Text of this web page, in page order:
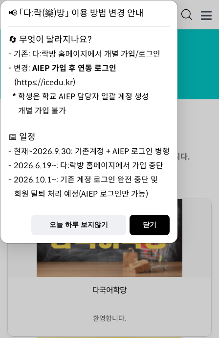
홈 개설강좌
개설강좌
다락방은 누구나 이용 가능한 다국어 학습 플랫폼입니다.
아래의 학습방 중에서 원하는 곳을 선택하세요.
다국어학당
환영합니다.
📢 「다:락(樂)방」 이용 방법 변경 안내
🔄 무엇이 달라지나요?
- 기존: 다:락방 홈페이지에서 개별 가입/로그인
- 변경: AIEP 가입 후 연동 로그인
(https://icedu.kr)
* 학생은 학교 AIEP 담당자 일괄 계정 생성
개별 가입 불가
📅 일정
- 현재~2026.9.30: 기존계정 + AIEP 로그인 병행
- 2026.6.19~: 다:락방 홈페이지에서 가입 중단
- 2026.10.1~: 기존 계정 로그인 완전 중단 및
회원 탈퇴 처리 예정(AIEP 로그인만 가능)
오늘 하루 보지않기 닫기